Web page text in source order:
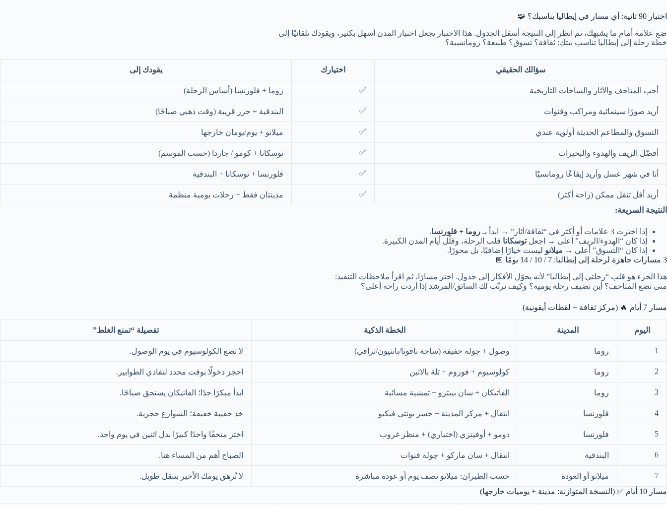
اختبار 90 ثانية: أي مسار في إيطاليا يناسبك؟ 🧩
ضع علامة أمام ما يشبهك، ثم انظر إلى النتيجة أسفل الجدول. هذا الاختبار يجعل اختيار المدن أسهل بكثير، ويقودك تلقائيًا إلى
خطة رحلة إلى إيطاليا تناسب نيتك: ثقافة؟ تسوق؟ طبيعة؟ رومانسية؟
سؤالك الحقيقي اختيارك يقودك إلى
أحب المتاحف والآثار والساحات التاريخية ✅ روما + فلورنسا (أساس الرحلة)
أريد صورًا سينمائية ومراكب وقنوات ✅ البندقية + جزر قريبة (وقت ذهبي صباحًا)
التسوق والمطاعم الحديثة أولوية عندي ✅ ميلانو + يوم/يومان خارجها
أفضّل الريف والهدوء والبحيرات ✅ توسكانا + كومو / جاردا (حسب الموسم)
أنا في شهر عسل وأريد إيقاعًا رومانسيًا ✅ فلورنسا + توسكانا + البندقية
أريد أقل تنقل ممكن (راحة أكثر) ✅
مدينتان فقط + رحلات يومية منظمة
النتيجة السريعة:
إذا اخترت 3 علامات أو أكثر في “ثقافة/آثار” → ابدأ بـ روما + فلورنسا.
إذا كان “الهدوء/الريف” أعلى → اجعلتوسكانا قلب الرحلة، وقلّل أيام المدن الكبيرة.
إذا كان “التسوق” أعلى → ميلانو ليست خيارًا إضافيًا، بل محورًا.
3 مسارات جاهزة لرحلة إلى إيطاليا: 7 / 10 / 14 يومًا 📅
هذا الجزء هو قلب “رحلتي إلى إيطاليا” لأنه يحوّل الأفكار إلى جدول. اختر مسارًا، ثم اقرأ ملاحظات التنفيذ:
متى تضع المتاحف؟ أين تضيف رحلة يومية؟ وكيف نرتّب لك السائق/المرشد إذا أردت راحة أعلى؟
مسار 7 أيام 🔥 (مركز ثقافة + لقطات أيقونية)
اليوم المدينة الخطة الذكية تفصيلة “تمنع الغلط”
1 روما وصول + جولة خفيفة (ساحة نافونا/بانثيون/ترافي) لا تضع الكولوسيوم في يوم الوصول.
2 روما كولوسيوم + فوروم + تلة بالاتين احجز دخولًا بوقت محدد لتفادي الطوابير.
3 روما الفاتيكان + سان بييترو + تمشية مسائية ابدأ مبكرًا جدًا؛ الفاتيكان يستحق صباحًا.
4 فلورنسا انتقال + مركز المدينة + جسر بونتي فيكيو خذ حقيبة خفيفة؛ الشوارع حجرية.
5 فلورنسا دومو + أوفيتزي (اختياري) + منظر غروب اختر متحفًا واحدًا كبيرًا بدل اثنين في يوم واحد.
6 البندقية انتقال + سان ماركو + جولة قنوات الصباح أهم من المساء هنا.
7 ميلانو أو العودة حسب الطيران: ميلانو نصف يوم أو عودة مباشرة
لا تُرهق يومك الأخير بتنقل طويل.
مسار 10 أيام ✅ (النسخة المتوازنة: مدينة + يوميات خارجها)